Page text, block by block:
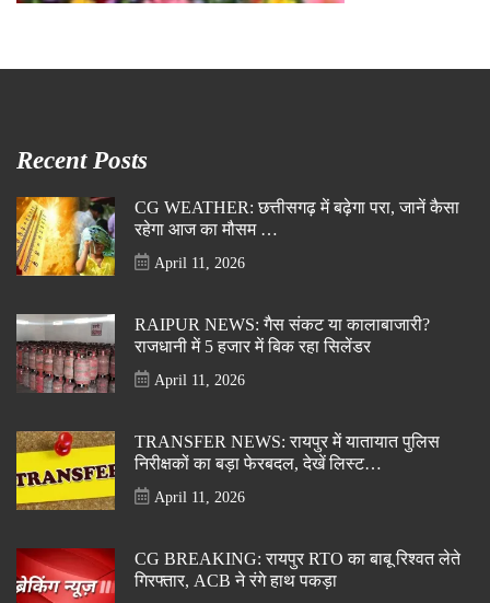
Recent Posts
CG WEATHER: छत्तीसगढ़ में बढ़ेगा परा, जानें कैसा
रहेगा आज का मौसम …
April 11, 2026
RAIPUR NEWS: गैस संकट या कालाबाजारी?
राजधानी में 5 हजार में बिक रहा सिलेंडर
April 11, 2026
TRANSFER NEWS: रायपुर में यातायात पुलिस
निरीक्षकों का बड़ा फेरबदल, देखें लिस्ट…
April 11, 2026
CG BREAKING: रायपुर RTO का बाबू रिश्वत लेते
गिरफ्तार, ACB ने रंगे हाथ पकड़ा